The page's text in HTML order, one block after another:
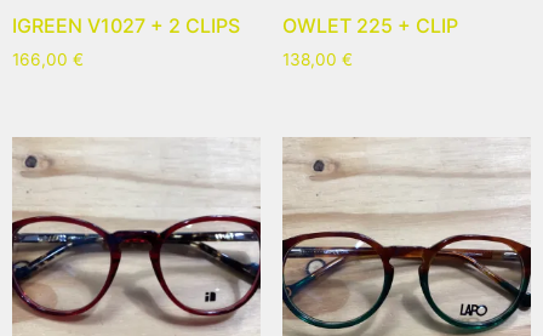
IGREEN V1027 + 2 CLIPS
166,00 €
OWLET 225 + CLIP
138,00 €